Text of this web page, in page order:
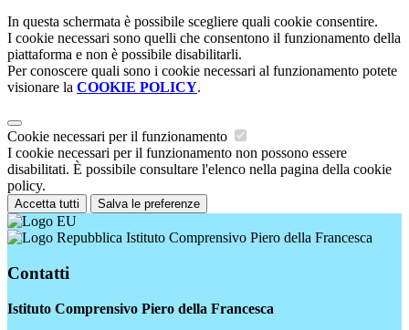
In questa schermata è possibile scegliere quali cookie consentire.
I cookie necessari sono quelli che consentono il funzionamento della
piattaforma e non è possibile disabilitarli.
Per conoscere quali sono i cookie necessari al funzionamento potete
visionare la COOKIE POLICY.
Cookie necessari per il funzionamento
I cookie necessari per il funzionamento non possono essere
disabilitati. È possibile consultare l'elenco nella pagina della cookie
policy.
Accetta tutti Salva le preferenze
Istituto Comprensivo Piero della Francesca
Contatti
Istituto Comprensivo Piero della Francesca